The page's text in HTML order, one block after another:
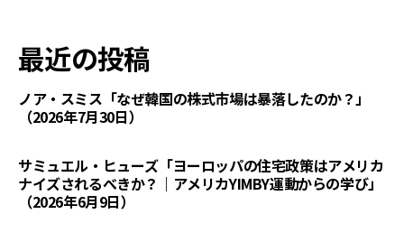
最近の投稿
ノア・スミス「なぜ韓国の株式市場は暴落したのか？」
（2026年7月30日）
サミュエル・ヒューズ「ヨーロッパの住宅政策はアメリカ
ナイズされるべきか？｜アメリカYIMBY運動からの学び」
（2026年6月9日）